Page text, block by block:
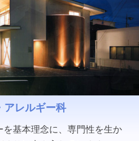
レルギー科
基本理念に、専門性を生か